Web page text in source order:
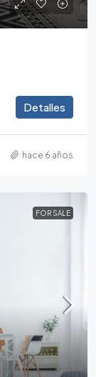
Detalles
hace 6 años
FOR SALE